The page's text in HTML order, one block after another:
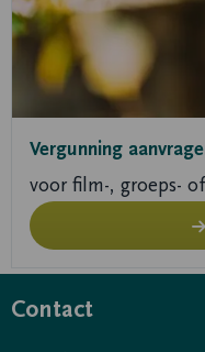
Vergunning
voor film-, groeps-
Contact